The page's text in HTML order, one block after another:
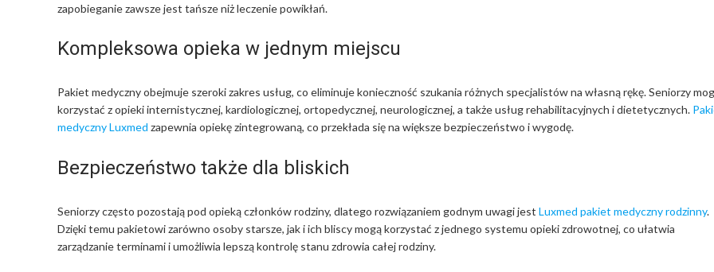
zapobieganie zawsze jest tańsze niż leczenie powikłań.
Kompleksowa opieka w jednym miejscu
Pakiet medyczny obejmuje szeroki zakres usług, co eliminuje konieczność szukania różnych specjalistów na własną rękę. Seniorzy
korzystać z opieki internistycznej, kardiologicznej, ortopedycznej, neurologicznej, a także usług rehabilitacyjnych i dietetycznych.
medyczny Luxmed zapewnia opiekę zintegrowaną, co przekłada się na większe bezpieczeństwo i wygodę.
Bezpieczeństwo także dla bliskich
Seniorzy często pozostają pod opieką członków rodziny, dlatego rozwiązaniem godnym uwagi jest Luxmed pakiet medyczny rodzinny.
Dzięki temu pakietowi zarówno osoby starsze, jak i ich bliscy mogą korzystać z jednego systemu opieki zdrowotnej, co ułatwia
zarządzanie terminami i umożliwia lepszą kontrolę stanu zdrowia całej rodziny.